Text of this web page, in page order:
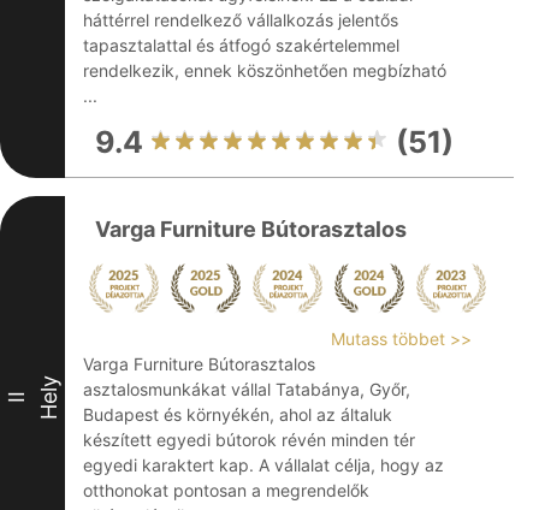
háttérrel rendelkező vállalkozás jelentős
tapasztalattal és átfogó szakértelemmel
rendelkezik, ennek köszönhetően megbízható
...
9.4 (51)
II Hely
Varga Furniture Bútorasztalos
Mutass többet >>
Varga Furniture Bútorasztalos
asztalosmunkákat vállal Tatabánya, Győr,
Budapest és környékén, ahol az általuk
készített egyedi bútorok révén minden tér
egyedi karaktert kap. A vállalat célja, hogy az
otthonokat pontosan a megrendelők